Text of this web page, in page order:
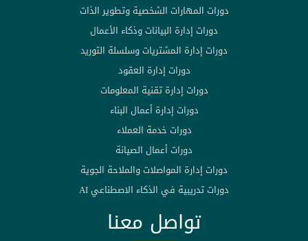
دورات المهارات الشخصية وتطوير الذات
دورات إدارة البيانات وذكاء الأعمال
دورات إدارة المشتريات وسلسلة التوريد
دورات إدارة العقود
دورات إدارة تقنية المعلومات
دورات إدارة أعمال البناء
دورات خدمة العملاء
دورات أعمال الصيانة
دورات إدارة المواصلات والملاحة الجوية
دورات تدريبية في الذكاء الاصطناعي AI
تواصل معنا